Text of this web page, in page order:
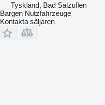
Tyskland, Bad Salzuflen
Bargen Nutzfahrzeuge
Kontakta säljaren